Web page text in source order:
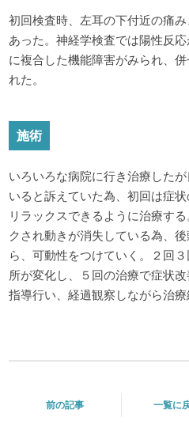
初回検査時、左耳の下付近の痛
あった。神経学検査では陽性反
に複合した機能障害がみられ、
れた。
施術
いろいろな病院に行き治療した
いると訴えていた為、初回は症
リラックスできるように治療す
クされ動きが消失している為、
ら、可動性をつけていく。２回
所が変化し、５回の治療で症状
指導行い、経過観察しながら治療
前の記事 一覧に